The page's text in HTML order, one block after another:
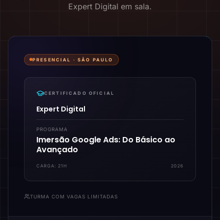
Expert Digital em sala.
PRESENCIAL ·SÃO PAULO
CERTIFICADO OFICIAL
Expert Digital
PROGRAMA
Imersão Google Ads: Do Básico ao
Avançado
CARGA: 21H 2026
TURMA COM VAGAS LIMITADAS